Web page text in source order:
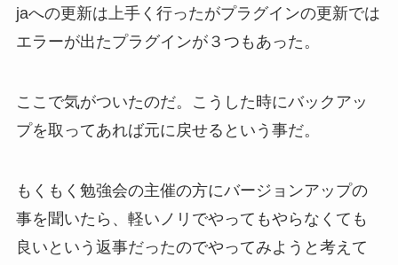
jaへの更新は上手く行ったがプラグインの更新では
エラーが出たプラグインが３つもあった。
ここで気がついたのだ。こうした時にバックアッ
プを取ってあれば元に戻せるという事だ。
もくもく勉強会の主催の方にバージョンアップの
事を聞いたら、軽いノリでやってもやらなくても
良いという返事だったのでやってみようと考えて